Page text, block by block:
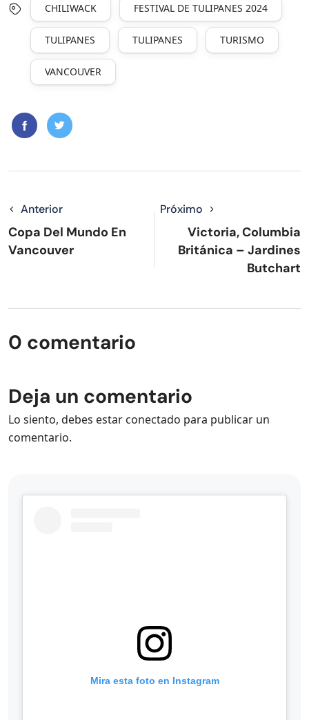
CHILIWACK FESTIVAL DE TULIPANES 2024
TULIPANES TULIPANES TURISMO
VANCOUVER
Anterior
Copa Del Mundo En
Vancouver
Próximo
Victoria, Columbia
Británica – Jardines
Butchart
0 comentario
Deja un comentario
Lo siento, debes estar conectado para publicar un
comentario.
Mira esta foto en Instagram